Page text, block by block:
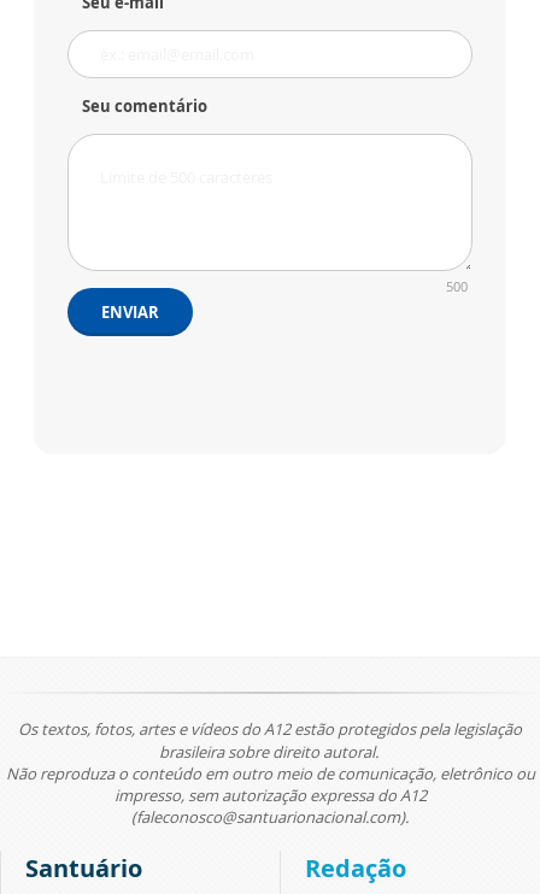
Seu comentário
500
ENVIAR
Os textos, fotos, artes e vídeos do A12 estão protegidos pela legislação
brasileira sobre direito autoral.
Não reproduza o conteúdo em outro meio de comunicação, eletrônico ou
impresso, sem autorização expressa do A12
(faleconosco@santuarionacional.com).
Santuário Redação